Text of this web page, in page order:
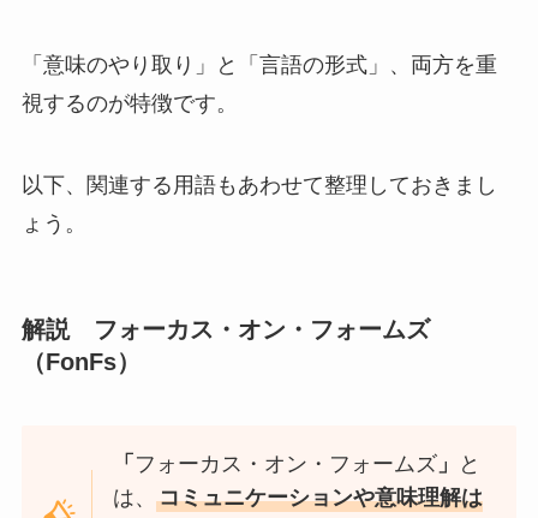
「意味のやり取り」と「言語の形式」、両方を重
視するのが特徴です。
以下、関連する用語もあわせて整理しておきまし
ょう。
解説 フォーカス・オン・フォームズ
（FonFs）
「 フォーカス・オン・フォームズ 」
と
は、コミュニケーションや意味理解は